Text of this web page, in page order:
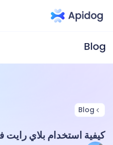
Blog
كيفية استخدام بلاي رايت